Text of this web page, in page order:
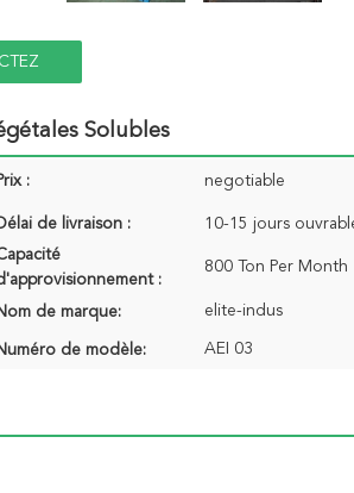
Solubles
: negotiable
de livraison :
:
800 Ton Per Month
de marque: elite-indus
de modèle: AEI 03